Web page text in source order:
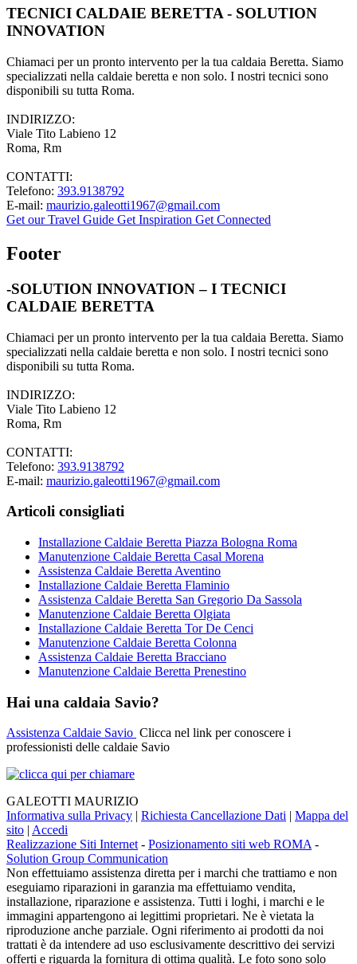
TECNICI CALDAIE BERETTA - SOLUTION
INNOVATION
Chiamaci per un pronto intervento per la tua caldaia Beretta. Siamo
specializzati nella caldaie beretta e non solo. I nostri tecnici sono
disponibili su tutta Roma.
INDIRIZZO:
Viale Tito Labieno 12
Roma, Rm
CONTATTI:
Telefono: 393.9138792
E-mail: maurizio.galeotti1967@gmail.com
Get our Travel Guide Get Inspiration Get Connected
Footer
-SOLUTION INNOVATION – I TECNICI
CALDAIE BERETTA
Chiamaci per un pronto intervento per la tua caldaia Beretta. Siamo
specializzati nella caldaie beretta e non solo. I nostri tecnici sono
disponibili su tutta Roma.
INDIRIZZO:
Viale Tito Labieno 12
Roma, Rm
CONTATTI:
Telefono: 393.9138792
E-mail: maurizio.galeotti1967@gmail.com
Articoli consigliati
Installazione Caldaie Beretta Piazza Bologna Roma
Manutenzione Caldaie Beretta Casal Morena
Assistenza Caldaie Beretta Aventino
Installazione Caldaie Beretta Flaminio
Assistenza Caldaie Beretta San Gregorio Da Sassola
Manutenzione Caldaie Beretta Olgiata
Installazione Caldaie Beretta Tor De Cenci
Manutenzione Caldaie Beretta Colonna
Assistenza Caldaie Beretta Bracciano
Manutenzione Caldaie Beretta Prenestino
Hai una caldaia Savio?
Assistenza Caldaie Savio Clicca nel link per conoscere i
professionisti delle caldaie Savio
GALEOTTI MAURIZIO
Informativa sulla Privacy
Richiesta Cancellazione Dati
Mappa del
sito Accedi
Realizzazione Siti Internet- Posizionamento siti web ROMA-
Solution Group Communication
Non effettuiamo assistenza diretta per i marchi che trattiamo e non
eseguiamo riparazioni in garanzia ma effettuiamo vendita,
installazione, riparazione e assistenza. Tutti i loghi, i marchi e le
immagini appartengono ai legittimi proprietari. Ne è vietata la
riproduzione anche parziale. Ogni riferimento ai prodotti da noi
trattati è da intendere ad uso esclusivamente descrittivo dei servizi
offerti e riguarda la fornitura di ottima qualità. Le foto sono solo